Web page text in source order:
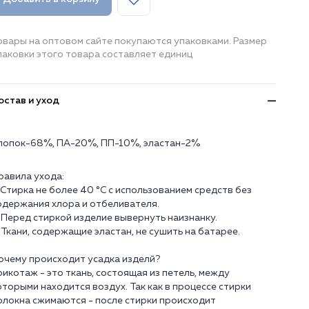
на оптовом сайте покупаются упаковками. Размер
этого товара составляет единиц
и уход
68%, ПА-20%, ПП-10%, эластан-2%
ухода:
Стирка не более 40 °C с использованием средств без
хлора и отбеливателя.
Перед стиркой изделие вывернуть наизнанку.
Ткани, содержащие эластан, не сушить на батарее.
происходит усадка изделй?
- это ткань, состоящая из петель, между
находится воздух. Так как в процессе стирки
сжимаются - после стирки происходит